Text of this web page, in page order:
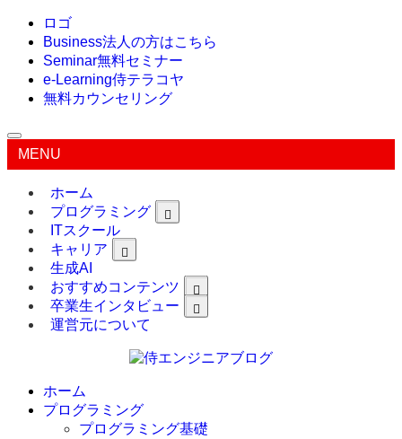
ロゴ
Business法人の方はこちら
Seminar無料セミナー
e-Learning侍テラコヤ
無料カウンセリング
MENU
ホーム
プログラミング
ITスクール
キャリア
生成AI
おすすめコンテンツ
卒業生インタビュー
運営元について
ホーム
プログラミング
プログラミング基礎